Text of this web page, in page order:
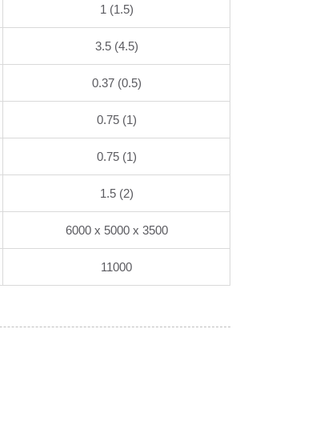
1 (1.5)
3.5 (4.5)
0.37 (0.5)
0.75 (1)
0.75 (1)
1.5 (2)
6000 x 5000 x 3500
11000